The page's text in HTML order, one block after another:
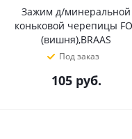
Зажим д/минеральной
коньковой черепицы
(вишня),BRAAS
Под заказ
105руб.